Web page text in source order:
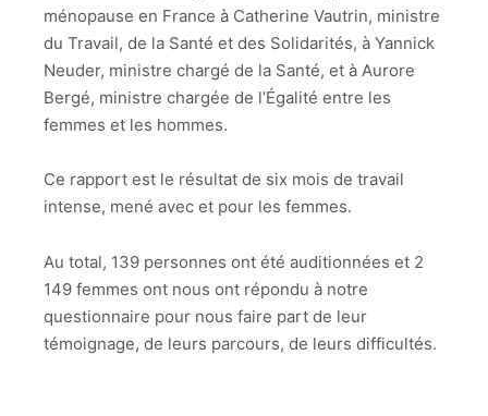
ménopause en France à Catherine Vautrin, ministre
du Travail, de la Santé et des Solidarités, à Yannick
Neuder, ministre chargé de la Santé, et à Aurore
Bergé, ministre chargée de l’Égalité entre les
femmes et les hommes.
Ce rapport est le résultat de six mois de travail
intense, mené avec et pour les femmes.
Au total, 139 personnes ont été auditionnées et 2
149 femmes ont nous ont répondu à notre
questionnaire pour nous faire part de leur
témoignage, de leurs parcours, de leurs difficultés.